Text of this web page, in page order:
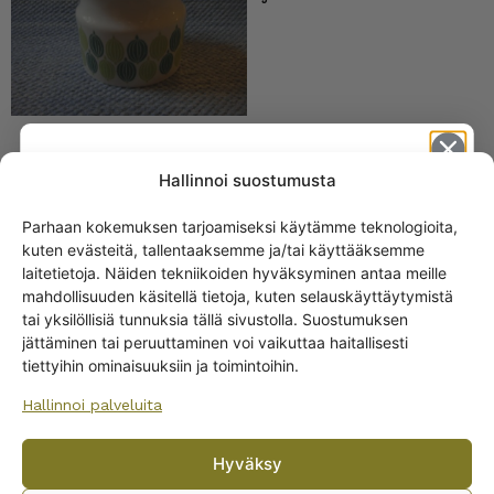
Hallinnoi suostumusta
Parhaan kokemuksen tarjoamiseksi käytämme teknologioita,
kuten evästeitä, tallentaaksemme ja/tai käyttääksemme
laitetietoja. Näiden tekniikoiden hyväksyminen antaa meille
mahdollisuuden käsitellä tietoja, kuten selauskäyttäytymistä
tai yksilöllisiä tunnuksia tällä sivustolla. Suostumuksen
jättäminen tai peruuttaminen voi vaikuttaa haitallisesti
tiettyihin ominaisuuksiin ja toimintoihin.
Hallinnoi palveluita
Hyväksy
Arabia Pomona purkit
19,00€–25,00€
Get -5%
off?
Yes! I want the discount
By subscribing to the newsletter, you consent to receiving messages from